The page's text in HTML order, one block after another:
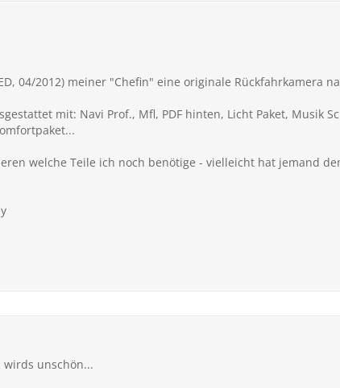
04/2012) meiner "Chefin" eine originale Rückfahrkamera
mit: Navi Prof., Mfl, PDF hinten, Licht Paket, Musik
welche Teile ich noch benötige - vielleicht hat jemand
wirds unschön...